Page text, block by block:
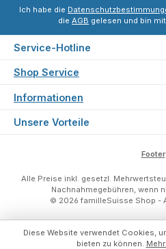
Ich habe die
die AGB gelesen und bin
Service-Hotline
Shop Service
Informationen
Unsere Vorteile
Footer
Alle Preise inkl. gesetzl.
Nachnahmegebühren, wenn
© 2026 familleSuisse Shop -
Diese Website verwendet Cookies,
bieten zu können.